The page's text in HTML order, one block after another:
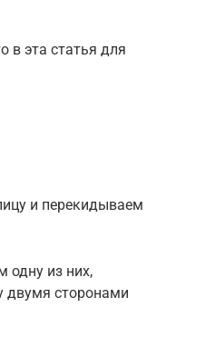
в эта статья для
и перекидываем
одну из них,
двумя сторонами